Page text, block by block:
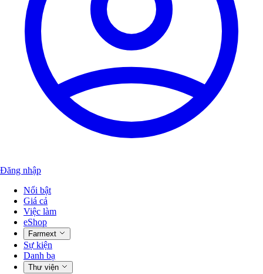
Đăng nhập
Nổi bật
Giá cả
Việc làm
eShop
Farmext
Sự kiện
Danh bạ
Thư viện